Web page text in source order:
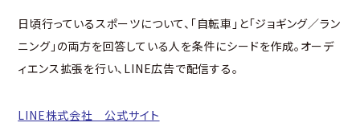
日頃行っているスポーツについて、「自転車」と「ジョギング／ラン
ニング」の両方を回答している人を条件にシードを作成。オーデ
ィエンス拡張を行い、LINE広告で配信する。
LINE株式会社 公式サイト